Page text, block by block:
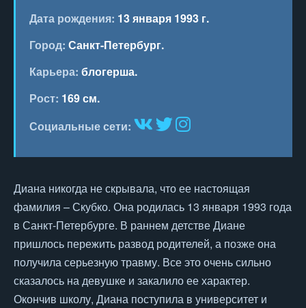
Дата рождения: 13 января 1993 г.
Город: Санкт-Петербург.
Карьера: блогерша.
Рост: 169 см.
Социальные сети:
Диана никогда не скрывала, что ее настоящая
фамилия – Скубко. Она родилась 13 января 1993 года
в Санкт-Петербурге. В раннем детстве Диане
пришлось пережить развод родителей, а позже она
получила серьезную травму. Все это очень сильно
сказалось на девушке и закалило ее характер.
Окончив школу, Диана поступила в университет и